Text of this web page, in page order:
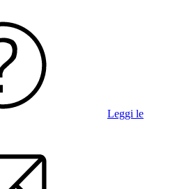
Leggi le